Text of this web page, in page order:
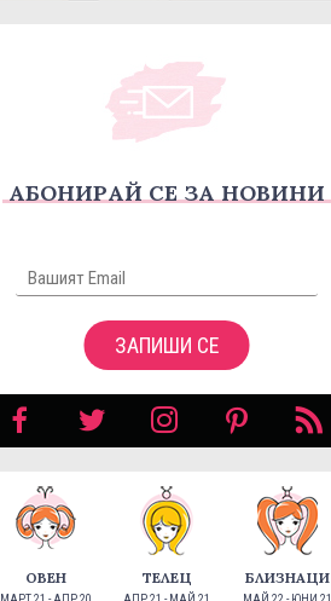
АБОНИРАЙ СЕ ЗА НОВИНИ
ЗАПИШИ СЕ
ОВЕН ТЕЛЕЦ БЛИЗНАЦИ